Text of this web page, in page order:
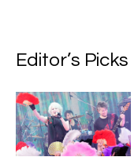
Editor’s Picks